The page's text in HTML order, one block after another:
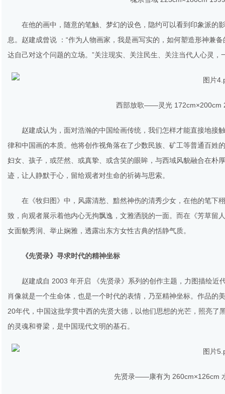
在他的画中，随意的笔触、梦幻的设色，隐约可以看到印象派的
息。赵建成曾说 ：“作为人物画家，我是画写实的，如何塑造形神兼
达自己对这个问题的立场。”关注现实、关注民生、关注当代人心灵，
西部放歌——灵光 172cm×200cm
赵建成认为，面对浩瀚的中国绘画传统，我们怎样才能直接地接
律和中国画的本质。他将创作视角落在了少数民族、矿工等普通百
妇女、孩子，或茫然、或真挚、或含笑的眼眸，与西域风貌融合在朴
迹，让人静默于心，留给观者对生命的祈祷与思索。
在《牧归图》中，风露清愁、黯然神伤的清秀少女，在他的笔下
致，向观者展示着他内心无拘飘逸，文雅洒脱的一面。而在《芳草留
女面貌秀润、举止娴雅，透露出东方女性古典的恬静气质。
《先贤录》寻求时代的精神坐标
赵建成自 2003 年开启 《先贤录》系列的创作主题，力图描绘
肖像就是一个生命体，也是一个时代的表情，乃至精神坐标。作品的
20年代，中国这批学贯中西的先贤大德，以他们思想的光芒，照亮
的灵魂和脊梁，是中国现代文明的基石。
先贤录——康有为 260cm×126cm